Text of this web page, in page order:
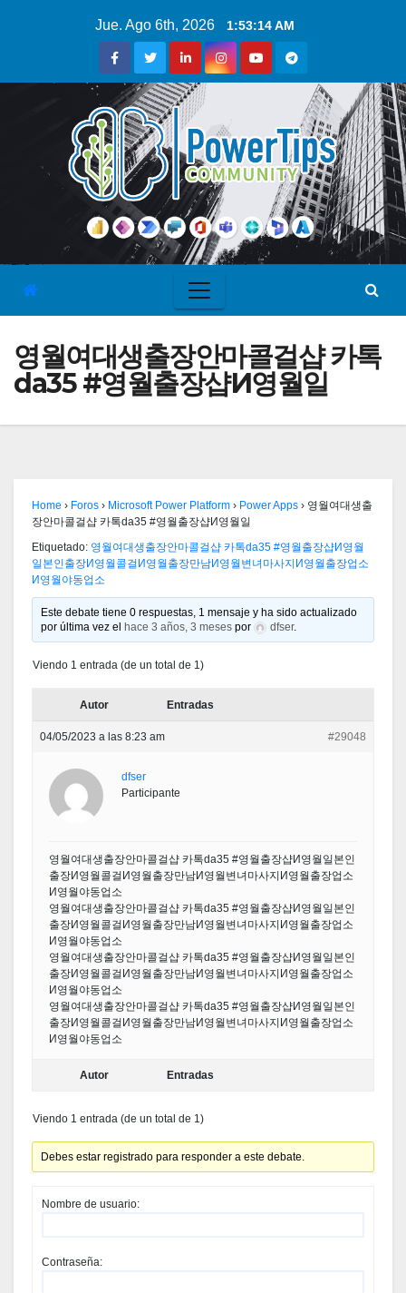
Jue. Ago 6th, 2026 1:53:14 AM
영월여대생출장안마콜걸샵 카톡
da35 #영월출장샵И영월일
Home › Foros › Microsoft Power Platform › Power Apps › 영월여대생출
장안마콜걸샵 카톡da35 #영월출장샵И영월일
Etiquetado: 영월여대생출장안마콜걸샵 카톡da35 #영월출장샵И영월
일본인출장И영월콜걸И영월출장만남И영월변녀마사지И영월출장업소
И영월야동업소
Este debate tiene 0 respuestas, 1 mensaje y ha sido actualizado
por última vez el
hace 3 años, 3 meses por dfser.
Viendo 1 entrada (de un total de 1)
Autor Entradas
04/05/2023 a las 8:23 am #29048
dfser
Participante
영월여대생출장안마콜걸샵 카톡da35 #영월출장샵И영월일본인
출장И영월콜걸И영월출장만남И영월변녀마사지И영월출장업소
И영월야동업소
영월여대생출장안마콜걸샵 카톡da35 #영월출장샵И영월일본인
출장И영월콜걸И영월출장만남И영월변녀마사지И영월출장업소
И영월야동업소
영월여대생출장안마콜걸샵 카톡da35 #영월출장샵И영월일본인
출장И영월콜걸И영월출장만남И영월변녀마사지И영월출장업소
И영월야동업소
영월여대생출장안마콜걸샵 카톡da35 #영월출장샵И영월일본인
출장И영월콜걸И영월출장만남И영월변녀마사지И영월출장업소
И영월야동업소
Autor Entradas
Viendo 1 entrada (de un total de 1)
Debes estar registrado para responder a este debate.
Nombre de usuario:
Contraseña: